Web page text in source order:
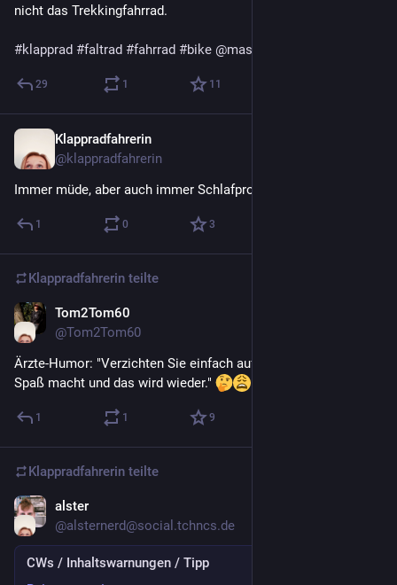
nicht das Trekkingfahrrad.
#klapprad #faltrad #fahrrad #bike @mastobikes_de
29 1 11
Klappradfahrerin
@klappradfahrerin
Immer müde, aber auch immer Schlafprobleme. Ich hasse es.
1 0 3
Klappradfahrerin teilte
Tom2Tom60
@Tom2Tom60
Ärzte-Humor: "Verzichten Sie einfach auf alles, was im Leben
Spaß macht und das wird wieder."
1 1 9
Klappradfahrerin teilte
alster
@alsternerd@social.tchncs.de
CWs / Inhaltswarnungen / Tipp